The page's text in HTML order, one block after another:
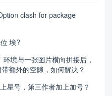
clash for package
埃?
境与一张图片横向拼接后，
额外的空隙，如何解决？
星号，第三作者加上加号？